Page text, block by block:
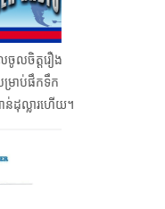
ចូលចិត្តរឿង
ម្រាប់ផឹកទឹក
ន់ដុល្លារហើយ។